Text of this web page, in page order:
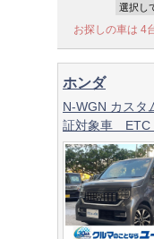
お探しの車は 4
ホンダ
N-WGN カス
証対象車 ETC
ロ台！！ バッ
ル スペアキー